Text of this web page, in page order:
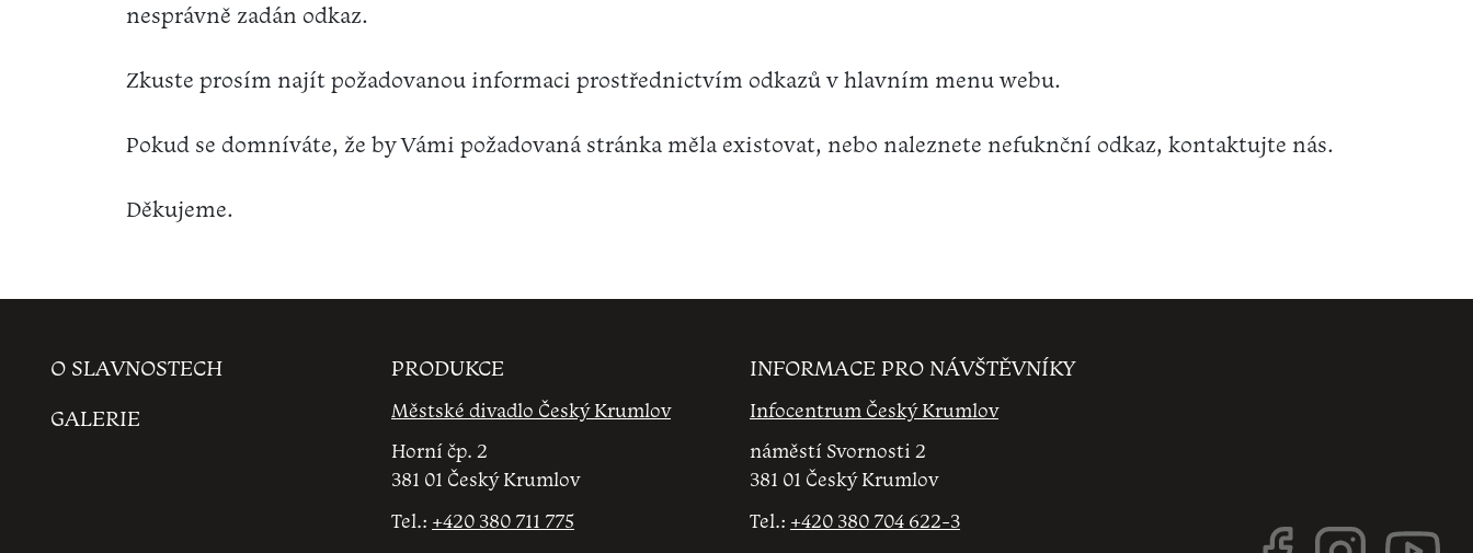
nesprávně zadán odkaz.
Zkuste prosím najít požadovanou informaci prostřednictvím odkazů v hlavním menu webu.
Pokud se domníváte, že by Vámi požadovaná stránka měla existovat, nebo naleznete nefuknční odkaz, kontaktujte nás.
Děkujeme.
PRODUKCE
Městské divadlo Český Krumlov
Horní čp. 2
381 01 Český Krumlov
Tel.: +420 380 711 775
INFORMACE PRO NÁVŠTĚVNÍKY
Infocentrum Český Krumlov
náměstí Svornosti 2
381 01 Český Krumlov
Tel.: +420 380 704 622-3
O SLAVNOSTECH
GALERIE